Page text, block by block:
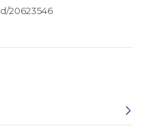
20623546